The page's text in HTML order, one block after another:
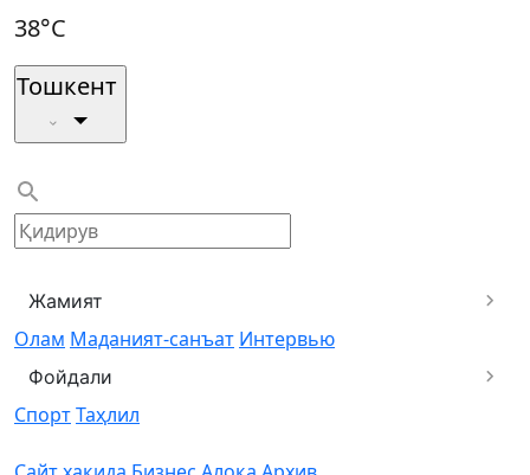
38°C
Тошкент
Жамият
Олам Маданият-санъат Интервью
Фойдали
СпортТаҳлил